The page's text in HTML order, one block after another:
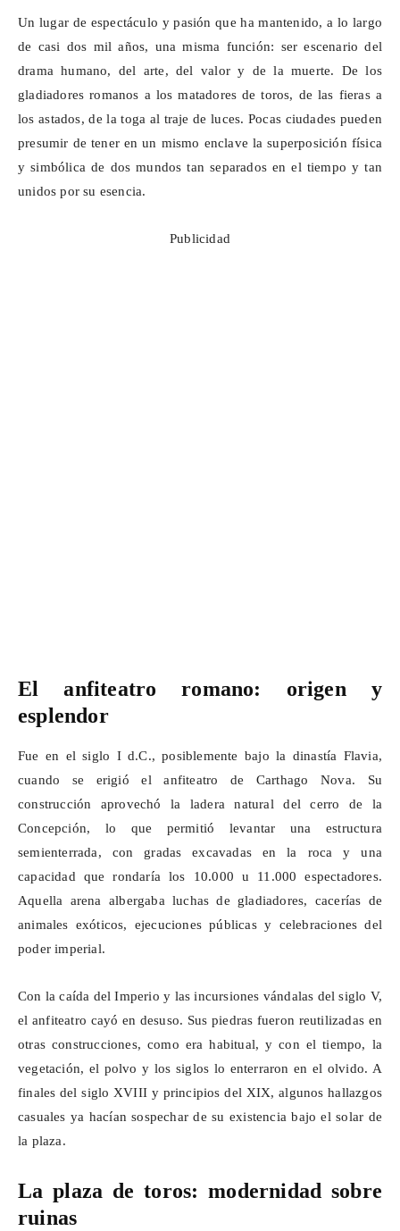
Un lugar de espectáculo y pasión que ha mantenido, a lo largo
de casi dos mil años, una misma función: ser escenario del
drama humano, del arte, del valor y de la muerte. De los
gladiadores romanos a los matadores de toros, de las fieras a
los astados, de la toga al traje de luces. Pocas ciudades pueden
presumir de tener en un mismo enclave la superposición física
y simbólica de dos mundos tan separados en el tiempo y tan
unidos por su esencia.
Publicidad
El anfiteatro romano: origen y
esplendor
Fue en el siglo I d.C., posiblemente bajo la dinastía Flavia,
cuando se erigió el anfiteatro de Carthago Nova. Su
construcción aprovechó la ladera natural del cerro de la
Concepción, lo que permitió levantar una estructura
semienterrada, con gradas excavadas en la roca y una
capacidad que rondaría los 10.000 u 11.000 espectadores.
Aquella arena albergaba luchas de gladiadores, cacerías de
animales exóticos, ejecuciones públicas y celebraciones del
poder imperial.
Con la caída del Imperio y las incursiones vándalas del siglo V,
el anfiteatro cayó en desuso. Sus piedras fueron reutilizadas en
otras construcciones, como era habitual, y con el tiempo, la
vegetación, el polvo y los siglos lo enterraron en el olvido. A
finales del siglo XVIII y principios del XIX, algunos hallazgos
casuales ya hacían sospechar de su existencia bajo el solar de
la plaza.
La plaza de toros: modernidad sobre
ruinas